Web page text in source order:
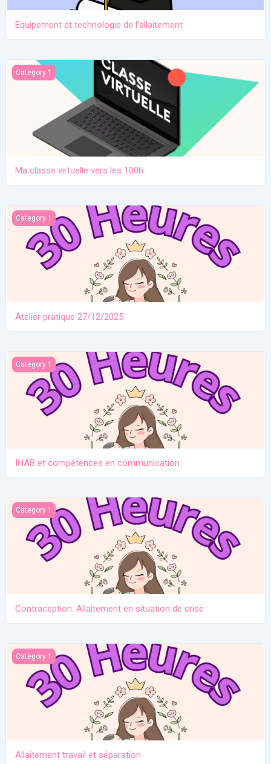
Equipement et technologie de l'allaitement
Ma classe virtuelle vers les 100h
Category 1
Ma classe virtuelle vers les 100h
Atelier pratique 27/12/2025
Category 1
Atelier pratique 27/12/2025
IHAB et compétences en communication
Category 1
IHAB et compétences en communication
Contraception. Allaitement en situation de crise
Category 1
Contraception. Allaitement en situation de crise
Allaitement travail et séparation
Category 1
Allaitement travail et séparation